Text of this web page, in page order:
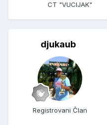
CT "VUCIJAK"
djukaub
Registrovani Član